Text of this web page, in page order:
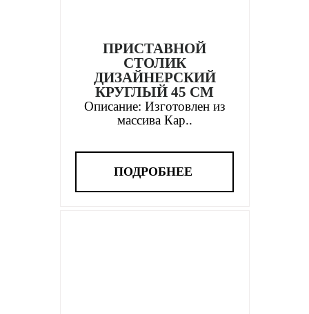
ПРИСТАВНОЙ
СТОЛИК
ДИЗАЙНЕРСКИЙ
КРУГЛЫЙ 45 СМ
Описание: Изготовлен из
массива Кар..
ПОДРОБНЕЕ